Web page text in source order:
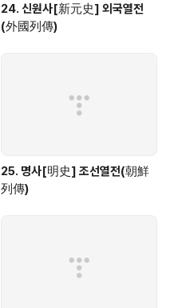
24. 신원사[新元史] 외국열전
(外國列傳)
25. 명사[明史] 조선열전(朝鮮
列傳)